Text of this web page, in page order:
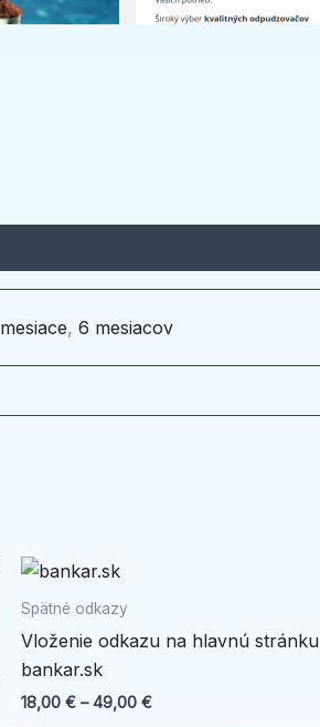
,6 mesiacov
Spätné odkazy
Vloženie odkazu na hlavnú stránku
bankar.sk
18,00 € – 49,00 €
49,00 €